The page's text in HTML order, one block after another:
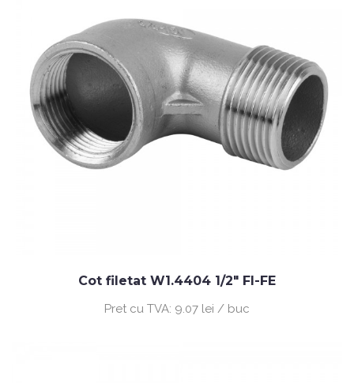
Cot filetat W1.4404 1/2" FI-FE
Pret cu TVA: 9.07 lei / buc